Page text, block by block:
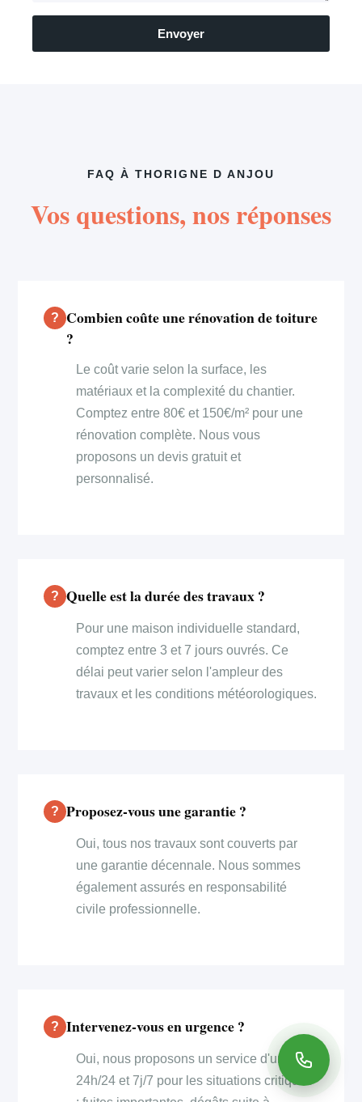
Envoyer
FAQ À THORIGNE D ANJOU
Vos questions, nos réponses
Combien coûte une rénovation de toiture
?
Le coût varie selon la surface, les
matériaux et la complexité du chantier.
Comptez entre 80€ et 150€/m² pour une
rénovation complète. Nous vous
proposons un devis gratuit et
personnalisé.
Quelle est la durée des travaux ?
Pour une maison individuelle standard,
comptez entre 3 et 7 jours ouvrés. Ce
délai peut varier selon l'ampleur des
travaux et les conditions météorologiques.
Proposez-vous une garantie ?
Oui, tous nos travaux sont couverts par
une garantie décennale. Nous sommes
également assurés en responsabilité
civile professionnelle.
Intervenez-vous en urgence ?
Oui, nous proposons un service d'urgence
24h/24 et 7j/7 pour les situations critiques